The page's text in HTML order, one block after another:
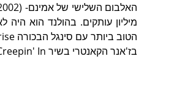
מיליון עותקים. בהולנד הוא
בז'אנר הקאנטרי בשיר Creepin' In עם דולי פרטון.